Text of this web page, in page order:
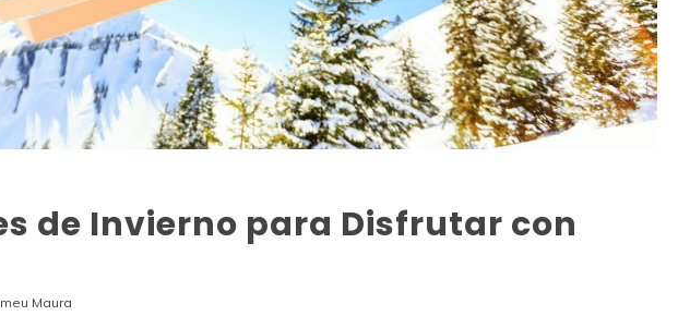
de Invierno para Disfrutar con
Maura